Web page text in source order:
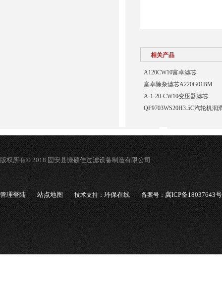
相关产品
A120CW10富卓滤芯
富卓除杂滤芯A220G01BM
A-1-20-CW10变压器滤芯
QF9703WS20H3.5C汽轮机润
版权所有© 2018 固安县慷硕佳过滤设备制造有限公司
管理登陆 站点地图 技术支持：环保在线 备案号：冀ICP备18037643